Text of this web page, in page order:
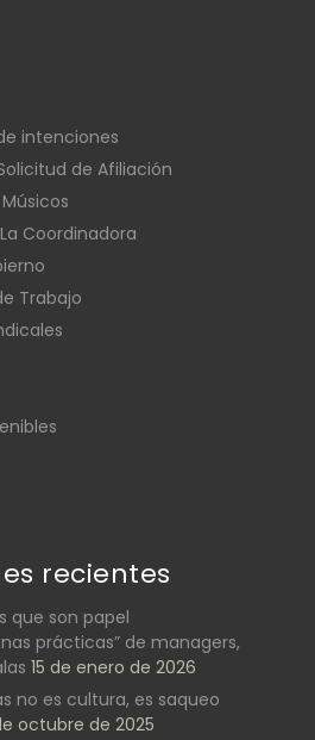
intenciones
de Afiliación
Coordinadora
Trabajo
recientes
que son papel
prácticas” de managers,
15 de enero de 2026
no es cultura, es saqueo
octubre de 2025